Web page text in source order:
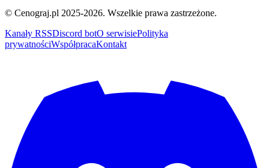
© Cenograj.pl 2025-2026. Wszelkie prawa zastrzeżone.
Kanały RSSDiscord botO serwisiePolityka
prywatnościWspółpracaKontakt